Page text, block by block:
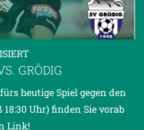
GRÖDIG
heutige Spiel gegen den
Uhr) finden Sie vorab
Link!